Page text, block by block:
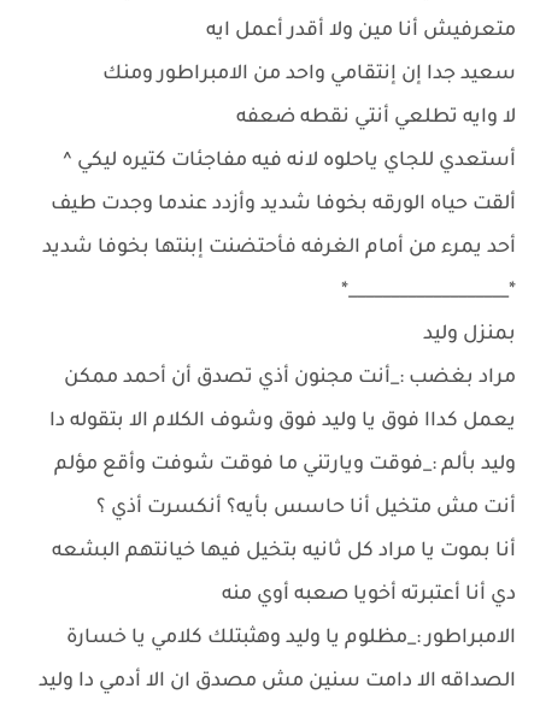
متعرفيش أنا مين ولا أقدر أعمل ايه
سعيد جدا إن إنتقامي واحد من الامبراطور ومنك
لا وايه تطلعي أنتي نقطه ضعفه
أستعدي للجاي ياحلوه لانه فيه مفاجئات كتيره ليكي ^
ألقت حياه الورقه بخوفا شديد وأزدد عندما وجدت طيف
أحد يمرء من أمام الغرفه فأحتضنت إبنتها بخوفا شديد
*___________________*
بمنزل وليد
مراد بغضب :_أنت مجنون أذي تصدق أن أحمد ممكن
يعمل كداا فوق يا وليد فوق وشوف الكلام الا بتقوله دا
وليد بألم :_فوقت ويارتني ما فوقت شوفت وأقع مؤلم
أنت مش متخيل أنا حاسس بأيه؟ أنكسرت أذي ؟
أنا بموت يا مراد كل ثانيه بتخيل فيها خيانتهم البشعه
دي أنا أعتبرته أخويا صعبه أوي منه
الامبراطور :_مظلوم يا وليد وهثبتلك كلامي يا خسارة
الصداقه الا دامت سنين مش مصدق ان الا أدمي دا وليد